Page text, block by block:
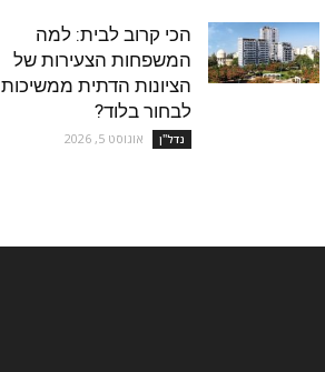
הכי קרוב לבית: למה
המשפחות הצעירות של
הציונות הדתית ממשיכות
לבחור בלוד?
נדל''ן אוגוסט 5, 2026